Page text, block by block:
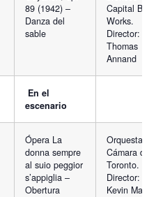
89 (1942) –
Danza del
sable
Capital
Works.
Director:
Thomas
Annand
En el
escenario
Ópera La
donna sempre
al suio peggior
s’appiglia –
Obertura
Orquesta de
Cámara de
Toronto.
Director:
Kevin Mallon